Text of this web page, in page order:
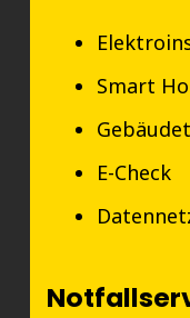
Smart
E-Check